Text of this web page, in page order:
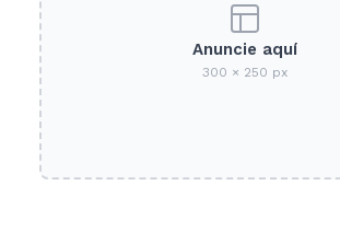
Anuncie aquí
300 × 250 px